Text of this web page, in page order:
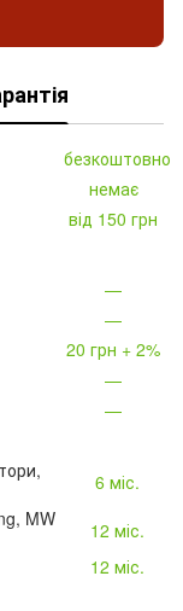
безкоштовно
немає
від 150 грн
—
—
20 грн + 2%
—
—
6 міс.
MW
12 міс.
12 міс.